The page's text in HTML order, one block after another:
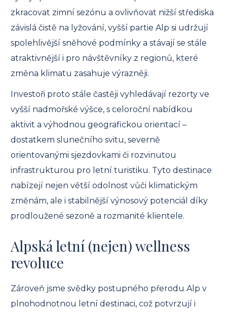
zkracovat zimní sezónu a ovlivňovat nižší střediska
závislá čistě na lyžování, vyšší partie Alp si udržují
spolehlivější sněhové podmínky a stávají se stále
atraktivnější i pro návštěvníky z regionů, které
změna klimatu zasahuje výrazněji.
Investoři proto stále častěji vyhledávají rezorty ve
vyšší nadmořské výšce, s celoroční nabídkou
aktivit a výhodnou geografickou orientací –
dostatkem slunečního svitu, severně
orientovanými sjezdovkami či rozvinutou
infrastrukturou pro letní turistiku. Tyto destinace
nabízejí nejen větší odolnost vůči klimatickým
změnám, ale i stabilnější výnosový potenciál díky
prodloužené sezoně a rozmanité klientele.
Alpská letní (nejen) wellness
revoluce
Zároveň jsme svědky postupného přerodu Alp v
plnohodnotnou letní destinaci, což potvrzují i